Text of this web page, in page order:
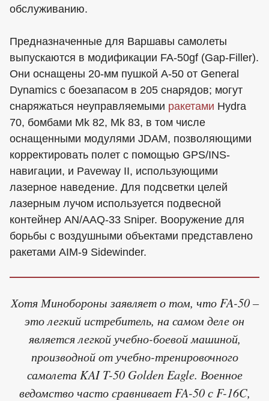
обслуживанию.
Предназначенные для Варшавы самолеты
выпускаются в модификации FA-50gf (Gap-Filler).
Они оснащены 20-мм пушкой A-50 от General
Dynamics с боезапасом в 205 снарядов; могут
снаряжаться неуправляемыми ракетами Hydra
70, бомбами Mk 82, Mk 83, в том числе
оснащенными модулями JDAM, позволяющими
корректировать полет с помощью GPS/INS-
навигации, и Paveway II, использующими
лазерное наведение. Для подсветки целей
лазерным лучом используется подвесной
контейнер AN/AAQ-33 Sniper. Вооружение для
борьбы с воздушными объектами представлено
ракетами AIM-9 Sidewinder.
Хотя Минобороны заявляет о том, что FA-50 –
это легкий истребитель, на самом деле он
является легкой учебно-боевой машиной,
производной от учебно-тренировочного
самолета KAI T-50 Golden Eagle. Военное
ведомство часто сравнивает FA-50 с F-16C,